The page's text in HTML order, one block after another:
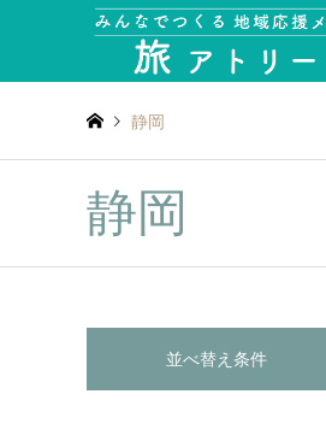
静岡
静岡
並べ替え条件